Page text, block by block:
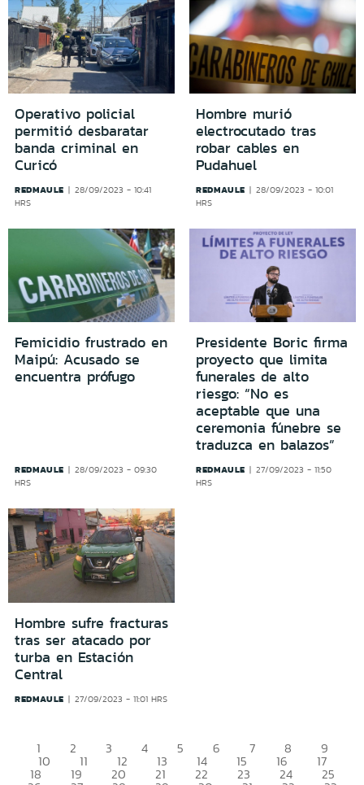
Operativo policial
permitió desbaratar
banda criminal en
Curicó
REDMAULE
28/09/2023 - 10:41
HRS
Hombre murió
electrocutado tras
robar cables en
Pudahuel
REDMAULE
28/09/2023 - 10:01
HRS
Femicidio frustrado en
Maipú: Acusado se
encuentra prófugo
REDMAULE
28/09/2023 - 09:30
HRS
Presidente Boric firma
proyecto que limita
funerales de alto
riesgo: “No es
aceptable que una
ceremonia fúnebre se
traduzca en balazos”
REDMAULE
27/09/2023 - 11:50
HRS
Hombre sufre fracturas
tras ser atacado por
turba en Estación
Central
REDMAULE 27/09/2023 - 11:01 HRS
1 2 3 4 5 6 7 8 9
10 11 12 13 14 15 16 17
18 19 20 21 22 23 24 25